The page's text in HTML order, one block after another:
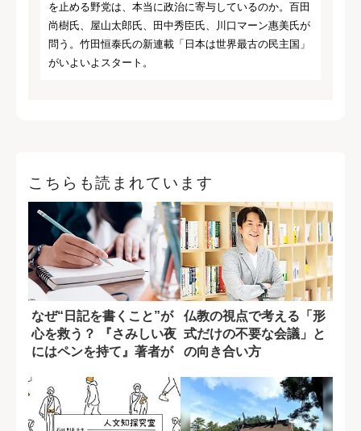
を止める野党は、本当に政治に寄与しているのか。百田
尚樹氏、屋山太郎氏、田中秀臣氏、川口マーン惠美氏が
問う。竹田恒泰氏の新連載「日本は世界最古の民主国」
がいよいよスタート。
こちらも読まれています
なぜ“日記を書くこと”が
心を救う？ 『さみしい夜
にはペンを持て』著者が
仏教の視点で考える「形
式だけの不要な会議」と
の向き合い方